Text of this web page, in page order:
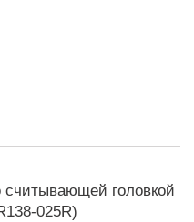
считывающей головкой
025R)